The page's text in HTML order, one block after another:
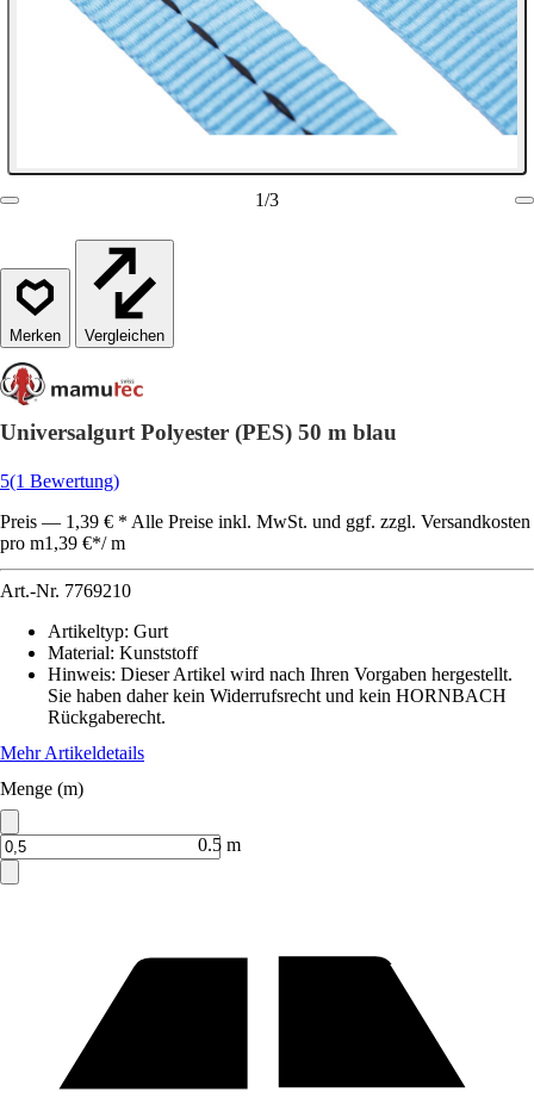
1/3
Vergleichen
Universalgurt Polyester (PES) 50 m blau
5(1 Bewertung)
Preis — 1,39 € * Alle Preise inkl. MwSt. und ggf. zzgl. Versandkosten
pro m1,39 €*/ m
Art.-Nr. 7769210
Artikeltyp: Gurt
Material: Kunststoff
Hinweis: Dieser Artikel wird nach Ihren Vorgaben hergestellt.
Sie haben daher kein Widerrufsrecht und kein HORNBACH
Rückgaberecht.
Mehr Artikeldetails
Menge (m)
0.5 m